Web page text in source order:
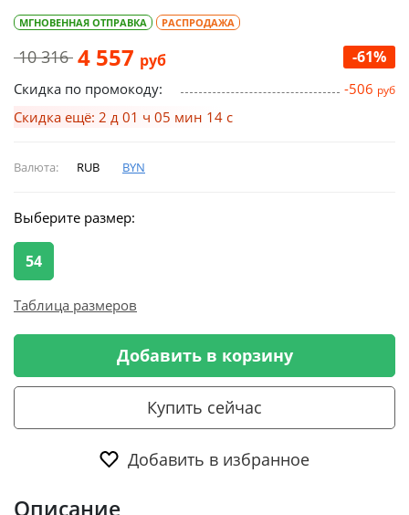
МГНОВЕННАЯ ОТПРАВКА РАСПРОДАЖА
10 316 4 557 руб -61%
Скидка по промокоду: -506 руб
Скидка ещё: 2 д 01 ч 05 мин 13 с
Валюта: RUB BYN
Выберите размер:
54
Таблица размеров
Добавить в корзину
Купить сейчас
Добавить в избранное
Описание